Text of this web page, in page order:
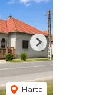
Harta
Next